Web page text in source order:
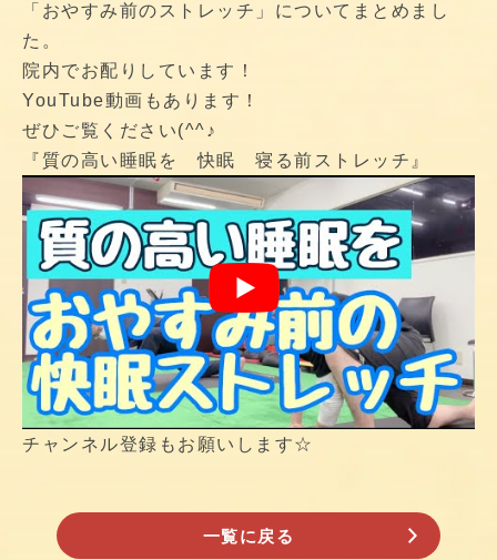
「おやすみ前のストレッチ」についてまとめまし
た。
院内でお配りしています！
YouTube動画もあります！
ぜひご覧ください(^^♪
『質の高い睡眠を 快眠 寝る前ストレッチ』
チャンネル登録もお願いします☆
一覧に戻る